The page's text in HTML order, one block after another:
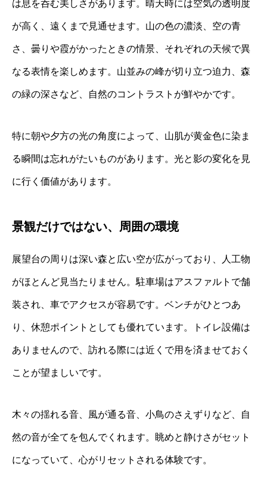
は息を呑む美しさがあります。晴天時には空気の透明度
が高く、遠くまで見通せます。山の色の濃淡、空の青
さ、曇りや霞がかったときの情景、それぞれの天候で異
なる表情を楽しめます。山並みの峰が切り立つ迫力、森
の緑の深さなど、自然のコントラストが鮮やかです。
特に朝や夕方の光の角度によって、山肌が黄金色に染ま
る瞬間は忘れがたいものがあります。光と影の変化を見
に行く価値があります。
景観だけではない、周囲の環境
展望台の周りは深い森と広い空が広がっており、人工物
がほとんど見当たりません。駐車場はアスファルトで舗
装され、車でアクセスが容易です。ベンチがひとつあ
り、休憩ポイントとしても優れています。トイレ設備は
ありませんので、訪れる際には近くで用を済ませておく
ことが望ましいです。
木々の揺れる音、風が通る音、小鳥のさえずりなど、自
然の音が全てを包んでくれます。眺めと静けさがセット
になっていて、心がリセットされる体験です。